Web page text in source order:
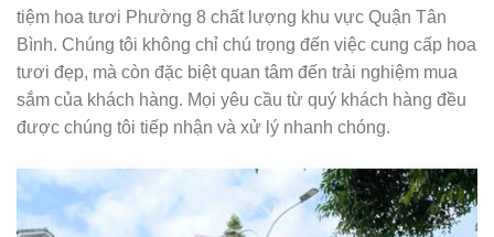
tiệm hoa tươi Phường 8 chất lượng khu vực Quận Tân
Bình. Chúng tôi không chỉ chú trọng đến việc cung cấp hoa
tươi đẹp, mà còn đặc biệt quan tâm đến trải nghiệm mua
sắm của khách hàng. Mọi yêu cầu từ quý khách hàng đều
được chúng tôi tiếp nhận và xử lý nhanh chóng.